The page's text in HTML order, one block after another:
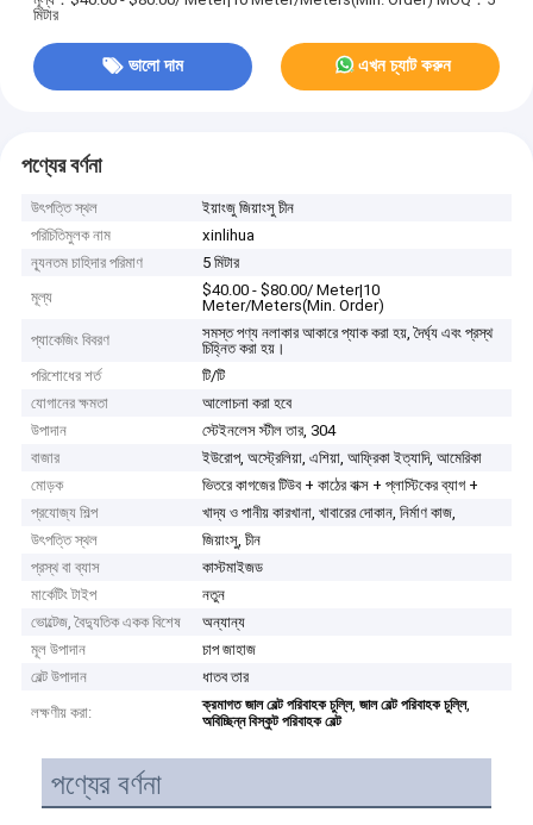
মিটার
ভালো দাম এখন চ্যাট করুন
পণ্যের বর্ণনা
উৎপত্তি স্থল
ইয়াংজু জিয়াংসু চীন
পরিচিতিমুলক নাম
xinlihua
ন্যূনতম চাহিদার পরিমাণ
5 মিটার
মূল্য
$40.00 - $80.00/ Meter|10
Meter/Meters(Min. Order)
প্যাকেজিং বিবরণ
সমস্ত পণ্য নলাকার আকারে প্যাক করা হয়, দৈর্ঘ্য এবং প্রস্থ
চিহ্নিত করা হয়।
পরিশোধের শর্ত
টি/টি
যোগানের ক্ষমতা
আলোচনা করা হবে
উপাদান
স্টেইনলেস স্টীল তার, 304
বাজার
ইউরোপ, অস্ট্রেলিয়া, এশিয়া, আফ্রিকা ইত্যাদি, আমেরিকা
মোড়ক
ভিতরে কাগজের টিউব + কাঠের বাক্স + প্লাস্টিকের ব্যাগ +
প্রযোজ্য শিল্প
খাদ্য ও পানীয় কারখানা, খাবারের দোকান, নির্মাণ কাজ,
উৎপত্তি স্থল
জিয়াংসু, চীন
প্রস্থ বা ব্যাস
কাস্টমাইজড
মার্কেটিং টাইপ
নতুন
ভোল্টেজ, বৈদ্যুতিক একক বিশেষ
অন্যান্য
মূল উপাদান
চাপ জাহাজ
বেল্ট উপাদান
ধাতব তার
লক্ষণীয় করা:
ক্রমাগত জাল বেল্ট পরিবাহক চুল্লি,জাল বেল্ট পরিবাহক চুল্লি,
অবিচ্ছিন্ন বিস্কুট পরিবাহক বেল্ট
পণ্যের বর্ণনা